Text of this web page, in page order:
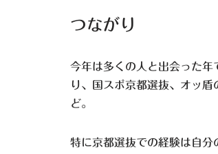
つながり
今年は多くの人と出会った年
り、国スポ京都選抜、オッ
ど。
特に京都選抜での経験は自